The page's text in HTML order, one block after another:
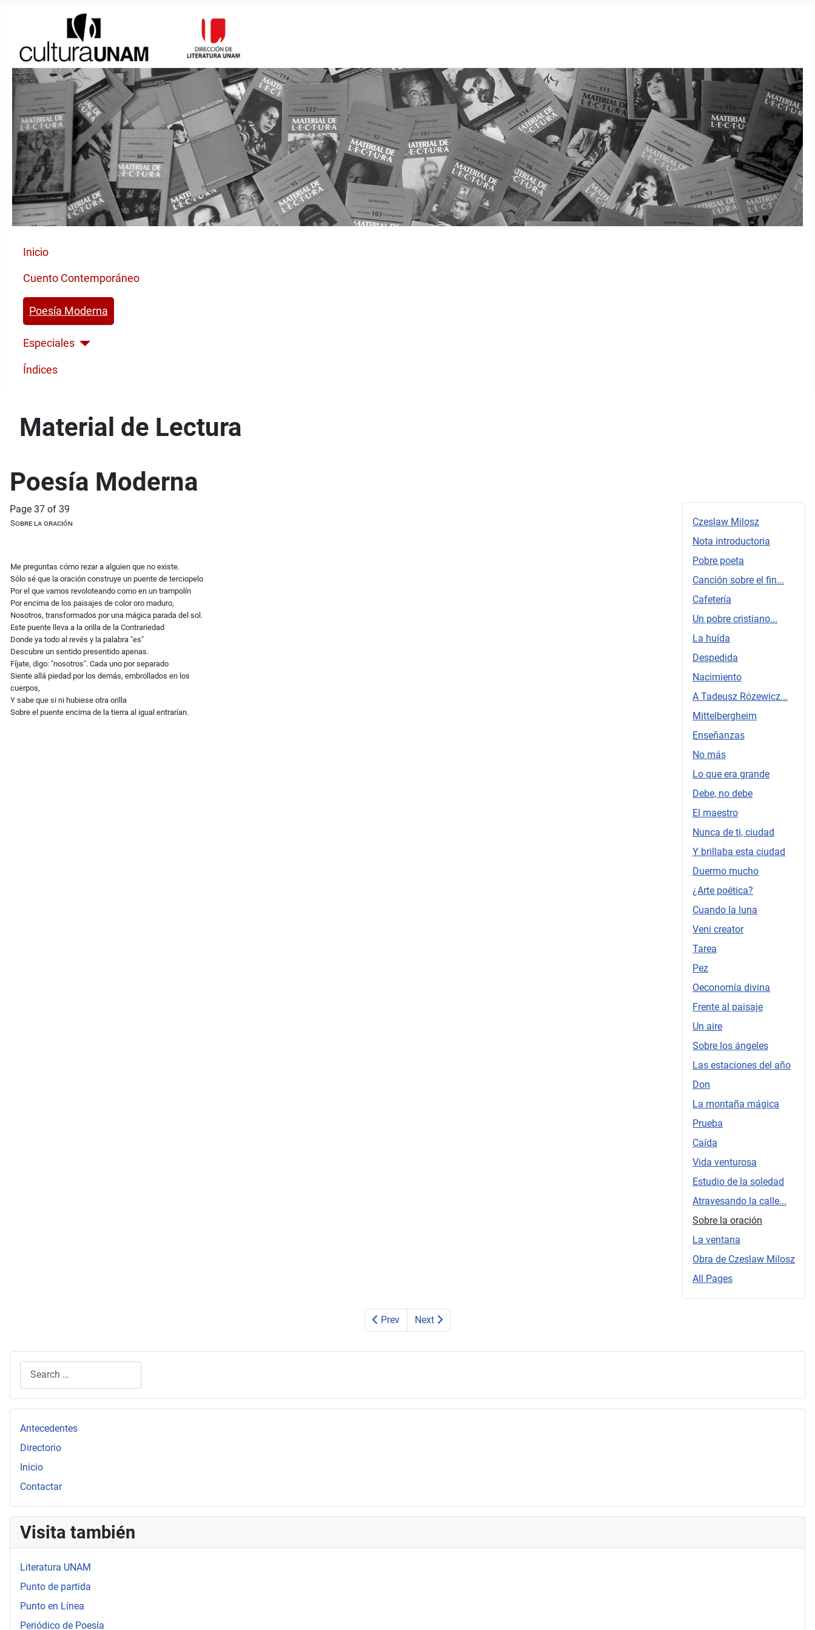
Inicio
Cuento Contemporáneo
Poesía Moderna
Especiales
Índices
Material de Lectura
Poesía Moderna
Czeslaw Milosz
Nota introductoria
Pobre poeta
Canción sobre el fin...
Cafetería
Un pobre cristiano...
La huída
Despedida
Nacimiento
A Tadeusz Rózewicz...
Mittelbergheim
Enseñanzas
No más
Lo que era grande
Debe, no debe
El maestro
Nunca de ti, ciudad
Y brillaba esta ciudad
Duermo mucho
¿Arte poética?
Cuando la luna
Veni creator
Tarea
Pez
Oeconomía divina
Frente al paisaje
Un aire
Sobre los ángeles
Las estaciones del año
Don
La montaña mágica
Prueba
Caída
Vida venturosa
Estudio de la soledad
Atravesando la calle...
Sobre la oración
La ventana
Obra de Czeslaw Milosz
All Pages
Page 37 of 39
Sobre la oración
Me preguntas cómo rezar a alguien que no existe.
Sólo sé que la oración construye un puente de terciopelo
Por el que vamos revoloteando como en un trampolín
Por encima de los paisajes de color oro maduro,
Nosotros, transformados por una mágica parada del sol.
Este puente lleva a la orilla de la Contrariedad
Donde ya todo al revés y la palabra "es"
Descubre un sentido presentido apenas.
Fíjate, digo: "nosotros". Cada uno por separado
Siente allá piedad por los demás, embrollados en los
cuerpos,
Y sabe que si ni hubiese otra orilla
Sobre el puente encima de la tierra al igual entrarían.
Prev Next
Search
Antecedentes
Directorio
Inicio
Contactar
Visita también
Literatura UNAM
Punto de partida
Punto en Línea
Periódico de Poesía